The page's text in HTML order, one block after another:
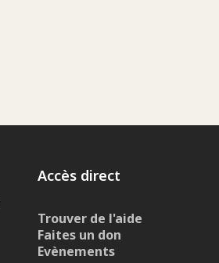
Accès direct
Trouver de l'aide
Faites un don
Evènements